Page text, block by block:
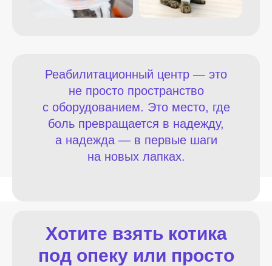
Реабилитационный центр — это
не просто пространство
с оборудованием. Это место, где
боль превращается в надежду,
а надежда — в первые шаги
на новых лапках.
Хотите взять котика
под опеку или просто